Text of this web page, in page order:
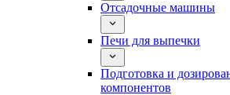
Отсадочные машины
Печи для выпечки
Подготовка и
компонентов